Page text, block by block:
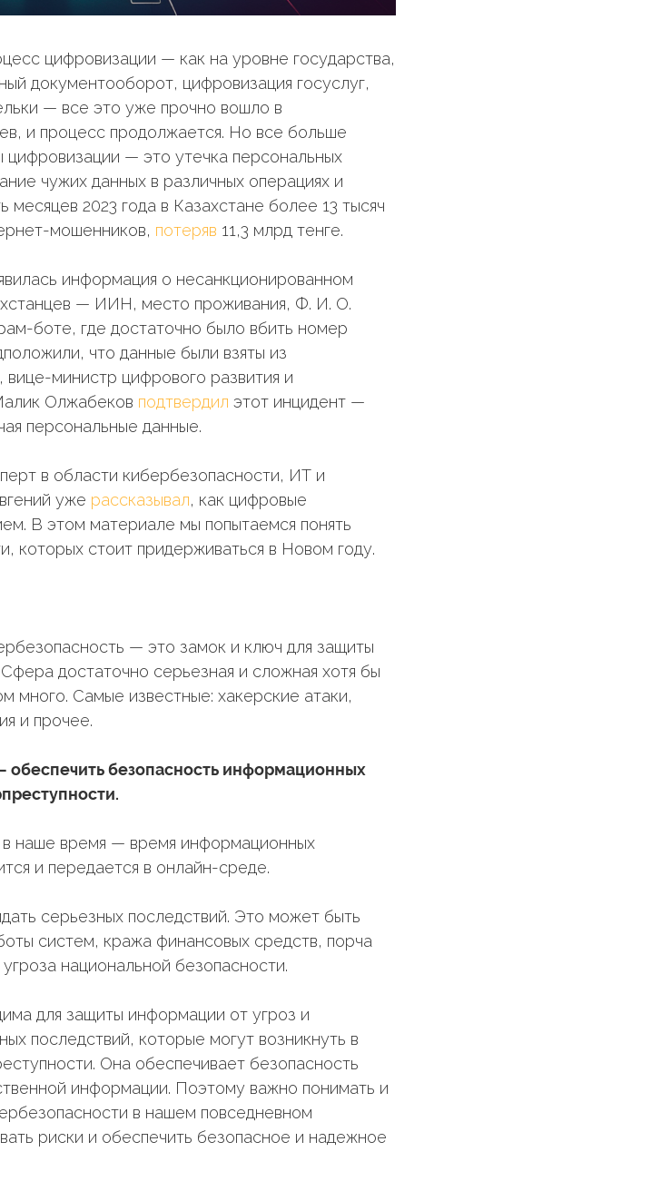
цифровизации — как на уровне государства,
документооборот, цифровизация госуслуг,
— все это уже прочно вошло в
и процесс продолжается. Но все больше
цифровизации — это утечка персональных
чужих данных в различных операциях и
месяцев 2023 года в Казахстане более 13 тысяч
мошенников, потеряв 11,3 млрд тенге.
информация о несанкционированном
— ИИН, место проживания, Ф. И. О.
боте, где достаточно было вбить номер
что данные были взяты из
министр цифрового развития и
Олжабеков подтвердил этот инцидент —
персональные данные.
в области кибербезопасности, ИТ и
уже рассказывал, как цифровые
В этом материале мы попытаемся понять
которых стоит придерживаться в Новом году.
— это замок и ключ для защиты
достаточно серьезная и сложная хотя бы
много. Самые известные: хакерские атаки,
и прочее.
обеспечить безопасность информационных
наше время — время информационных
и передается в онлайн-среде.
серьезных последствий. Это может быть
систем, кража финансовых средств, порча
национальной безопасности.
для защиты информации от угроз и
последствий, которые могут возникнуть в
Она обеспечивает безопасность
информации. Поэтому важно понимать и
в нашем повседневном
риски и обеспечить безопасное и надежное